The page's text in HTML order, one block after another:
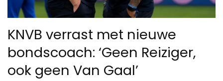
KNVB verrast met nieuwe
bondscoach: ‘Geen Reiziger,
ook geen Van Gaal’